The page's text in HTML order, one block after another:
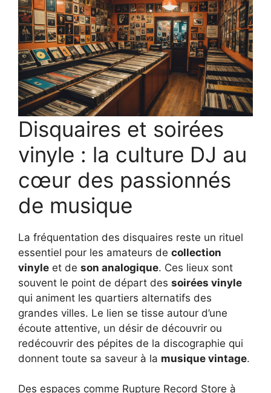
Disquaires et soirées
vinyle : la culture DJ au
cœur des passionnés
de musique
La fréquentation des disquaires reste un rituel
essentiel pour les amateurs de collection
vinyle et de son analogique. Ces lieux sont
souvent le point de départ des soirées vinyle
qui animent les quartiers alternatifs des
grandes villes. Le lien se tisse autour d’une
écoute attentive, un désir de découvrir ou
redécouvrir des pépites de la discographie qui
donnent toute sa saveur à la musique vintage.
Des espaces comme Rupture Record Store à